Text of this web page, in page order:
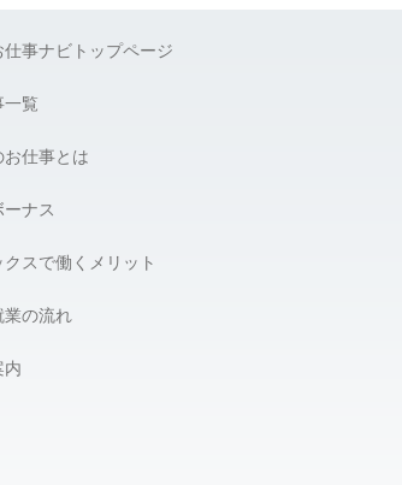
仕事ナビトップページ
一覧
お仕事とは
ナス
クスで働くメリット
業の流れ
内